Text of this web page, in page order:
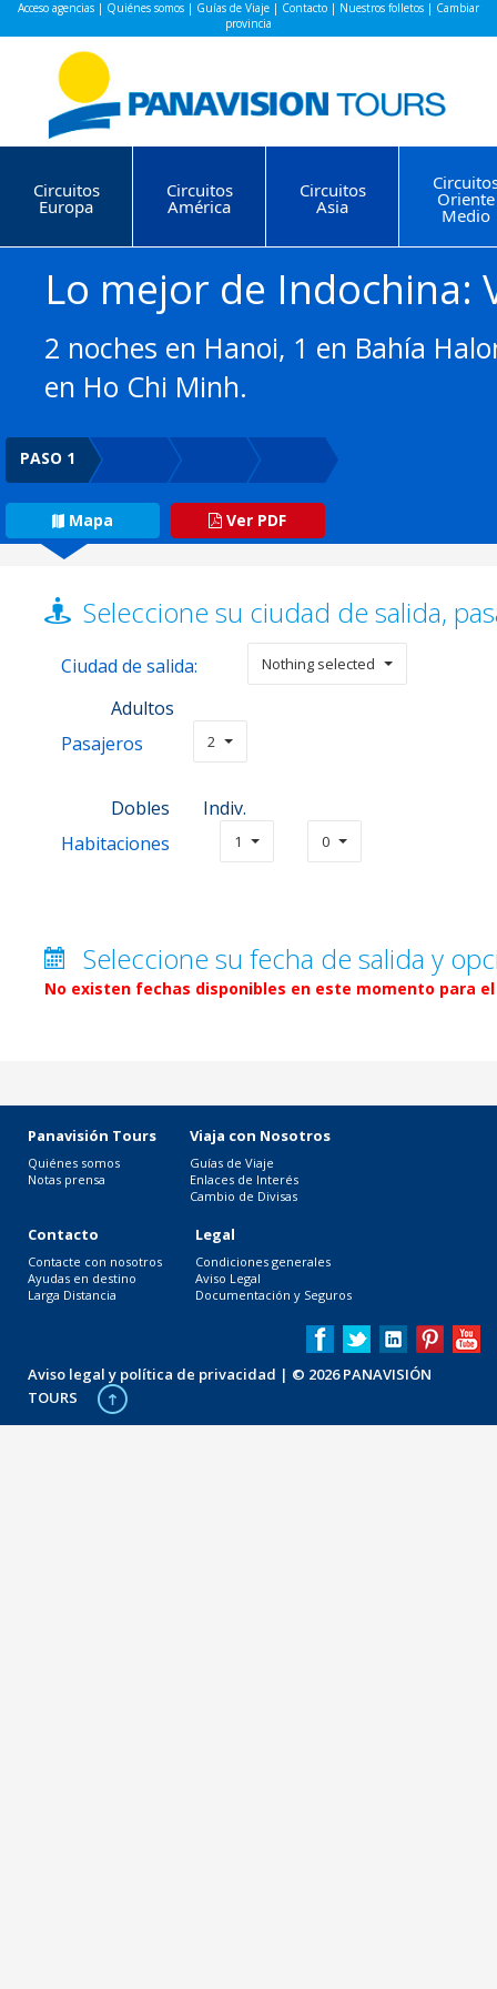
Acceso agencias | Quiénes somos | Guías de Viaje | Contacto | Nuestros folletos | Cambiar
provincia
Circuitos
Europa
Circuitos
América
Circuitos
Asia Oriente
Medio
Lo mejor de Indochina:
2 noches en Hanoi, 1 en Bahía
en Ho Chi Minh.
PASO 1
Mapa Ver PDF
Seleccione su ciudad de salida,
Ciudad de salida: Nothing selected
Adultos
Pasajeros
2
Dobles
Indiv.
Habitaciones
1 0
Seleccione su fecha de salida y
No existen fechas disponibles en este momento para
Panavisión Tours
Quiénes somos
Notas prensa
Viaja con Nosotros
Guías de Viaje
Enlaces de Interés
Cambio de Divisas
Contacto
Contacte con nosotros
Ayudas en destino
Larga Distancia
Legal
Condiciones generales
Aviso Legal
Documentación y Seguros
Aviso legal y política de privacidad | © 2026 PANAVISIÓN
TOURS